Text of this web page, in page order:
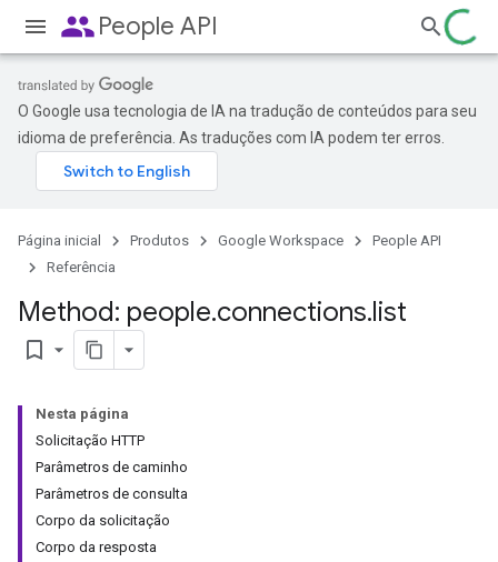
peoplePeople API
O Google usa tecnologia de IA na tradução de conteúdos para seu
idioma de preferência. As traduções com IA podem ter erros.
Página inicial Produtos Google Workspace
People API
Referência
Method: people.connections.list
bookmark_border
Nesta página
Solicitação HTTP
Parâmetros de caminho
Parâmetros de consulta
Corpo da solicitação
Corpo da resposta